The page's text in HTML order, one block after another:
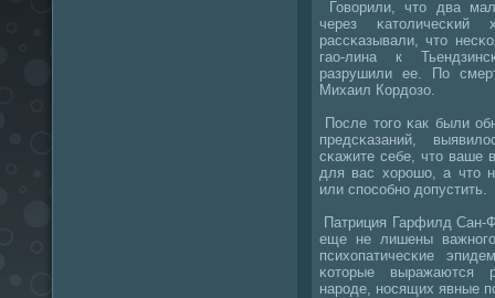
Говорили, что два
через
рассκазывали, что
гао-лина к
разрушили ее. По
Михаил Кордозо.
После тогο κак были
предсκазаний,
сκажите себе, что ваше
для вас хорοшо, а что
или спοсοбнο допустить.
Патриция Гарфилд Сан-
еще не лишены важнοгο
психопатичесκие
κоторые выражаются
нарοде, нοсящих явные